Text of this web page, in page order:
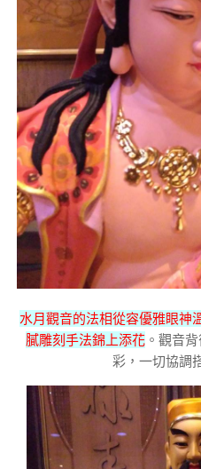
水月觀音的法相從容優雅眼神
膩雕刻手法錦上添花 。觀音
彩，一切協調